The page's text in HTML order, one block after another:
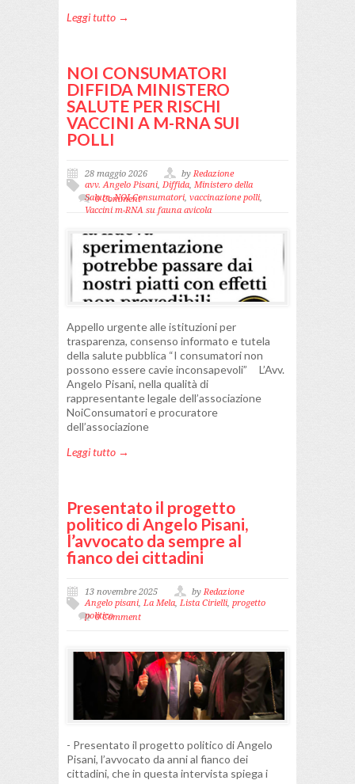
Leggi tutto →
NOI CONSUMATORI
DIFFIDA MINISTERO
SALUTE PER RISCHI
VACCINI A M-RNA SUI
POLLI
28 maggio 2026 byRedazione
avv. Angelo Pisani, Diffida, Ministero della
Salute,NOI Consumatori, vaccinazione polli,
Vaccini m-RNA su fauna avicola
0 Comment
Appello urgente alle istituzioni per
trasparenza, consenso informato e tutela
della salute pubblica “I consumatori non
possono essere cavie inconsapevoli” L’Avv.
Angelo Pisani, nella qualità di
rappresentante legale dell’associazione
NoiConsumatori e procuratore
dell’associazione
Leggi tutto →
Presentato il progetto
politico di Angelo Pisani,
l’avvocato da sempre al
fianco dei cittadini
13 novembre 2025 byRedazione
Angelo pisani, La Mela, Lista Cirielli, progetto
politico
0 Comment
- Presentato il progetto politico di Angelo
Pisani, l’avvocato da anni al fianco dei
cittadini, che in questa intervista spiega i